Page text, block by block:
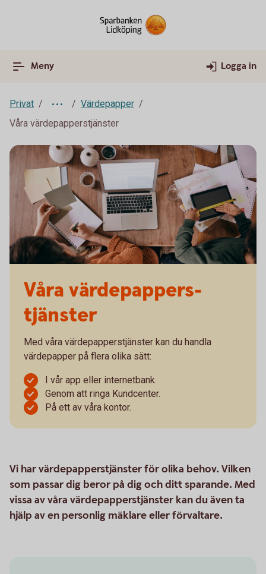
Meny Logga in
Privat
Värdepapper
Våra värdepapperstjänster
Våra värdepappers­­
tjänster
Med våra värdepapperstjänster kan du handla
värdepapper på flera olika sätt:
I vår app eller internetbank.
Genom att ringa Kundcenter.
På ett av våra kontor.
Vi har värdepapperstjänster för olika behov. Vilken
som passar dig beror på dig och ditt sparande. Med
vissa av våra värdepapperstjänster kan du även ta
hjälp av en personlig mäklare eller förvaltare.